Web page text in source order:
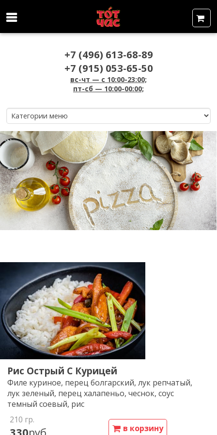
+7 (496) 613-68-89
+7 (915) 053-65-50
вс-чт — c 10:00-23:00;
пт-сб — 10:00-00:00;
Рис Острый С Курицей
Филе куриное, перец болгарский, лук репчатый,
лук зеленый, перец халапеньо, чеснок, соус
темный соевый, рис
210 гр.
330руб. в корзину